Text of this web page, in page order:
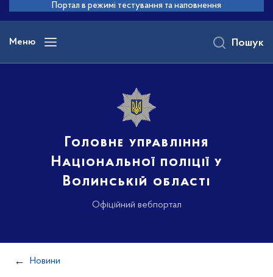
основного
вмісту
Портал в режимі тестування та наповнення
Меню
Головне управління
Національної поліції у
Волинській області
Офіційний вебпортал
Пошук
Новини